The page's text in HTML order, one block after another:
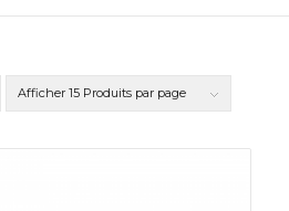
Afficher 15 Produits par page